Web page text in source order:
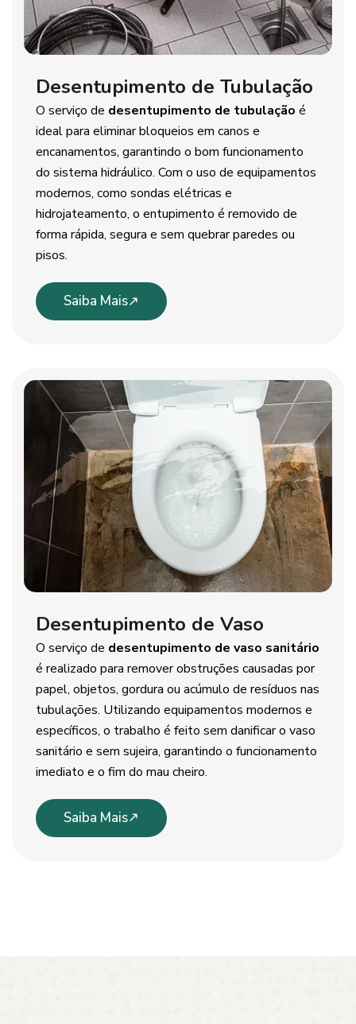
Desentupimento de Tubulação
O serviço de desentupimento de tubulação é
ideal para eliminar bloqueios em canos e
encanamentos, garantindo o bom funcionamento
do sistema hidráulico. Com o uso de equipamentos
modernos, como sondas elétricas e
hidrojateamento, o entupimento é removido de
forma rápida, segura e sem quebrar paredes ou
pisos.
Saiba Mais
Desentupimento de Vaso
O serviço de desentupimento de vaso sanitário
é realizado para remover obstruções causadas por
papel, objetos, gordura ou acúmulo de resíduos nas
tubulações. Utilizando equipamentos modernos e
específicos, o trabalho é feito sem danificar o vaso
sanitário e sem sujeira, garantindo o funcionamento
imediato e o fim do mau cheiro.
Saiba Mais